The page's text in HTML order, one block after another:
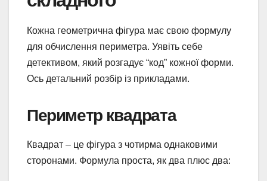
Кожна геометрична фігура має свою формулу
для обчислення периметра. Уявіть себе
детективом, який розгадує “код” кожної форми.
Ось детальний розбір із прикладами.
Периметр квадрата
Квадрат – це фігура з чотирма однаковими
сторонами. Формула проста, як два плюс два: